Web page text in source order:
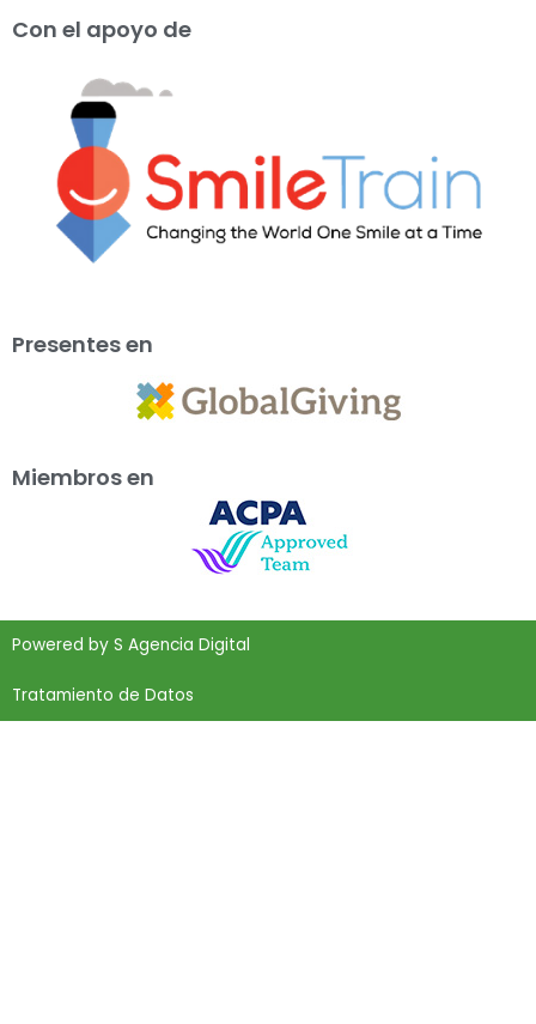
Con el apoyo de
Presentes en
Miembros en
Powered by S Agencia Digital
Tratamiento de Datos